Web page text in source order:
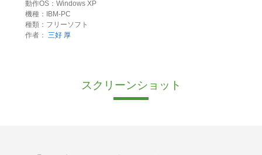
動作OS：Windows XP
機種：IBM-PC
種類：フリーソフト
作者： 三好 厚
スクリーンショット